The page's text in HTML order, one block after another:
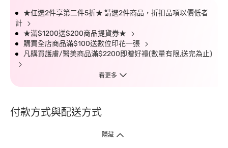
★任選2件享第二件5折★ 請選2件商品，折扣品項以價低者
計
★滿$1200送$200商品提貨券★
購買全店商品滿$100送數位印花一張
凡購買護膚/醫美商品滿$2200即贈好禮(數量有限,送完為止)
看更多
付款方式與配送方式
隱藏